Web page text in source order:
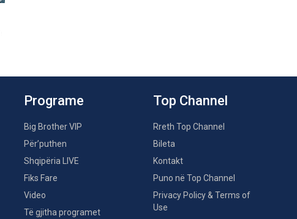
Programe
Big Brother VIP
Për’puthen
Shqipëria LIVE
Fiks Fare
Video
Të gjitha programet
Top Channel
Rreth Top Channel
Bileta
Kontakt
Puno në Top Channel
Privacy Policy & Terms of
Use